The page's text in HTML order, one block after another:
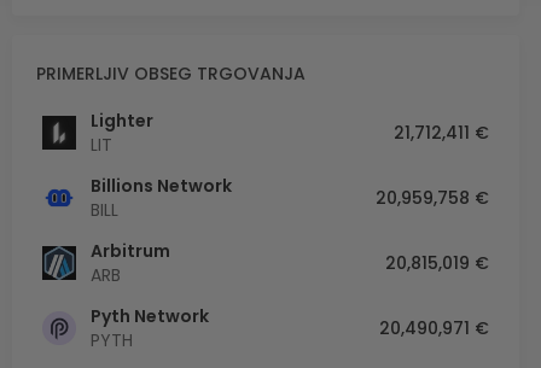
PRIMERLJIV OBSEG TRGOVANJA
Lighter
LIT
21,712,411 €
Billions Network
BILL
20,959,758 €
Arbitrum
ARB
20,815,019 €
Pyth Network
PYTH
20,490,971 €